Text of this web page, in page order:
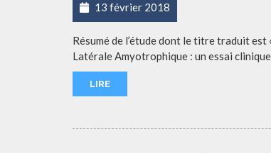
13 février 2018
Résumé de l’étude dont le titre traduit
Latérale Amyotrophique : un essai
LIRE